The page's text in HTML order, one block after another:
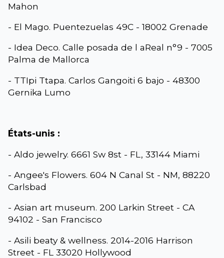
Mahon
- El Mago. Puentezuelas 49C - 18002 Grenade
- Idea Deco. Calle posada de l aReal n°9 - 7005
Palma de Mallorca
- TTIpi Ttapa. Carlos Gangoiti 6 bajo - 48300
Gernika Lumo
États-unis :
- Aldo jewelry. 6661 Sw 8st - FL, 33144 Miami
- Angee's Flowers. 604 N Canal St - NM, 88220
Carlsbad
- Asian art museum. 200 Larkin Street - CA
94102 - San Francisco
- Asili beaty & wellness. 2014-2016 Harrison
Street - FL 33020 Hollywood